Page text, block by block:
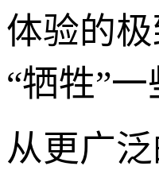
体验的
“牺牲”
从更广